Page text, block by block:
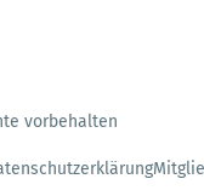
vorbehalten